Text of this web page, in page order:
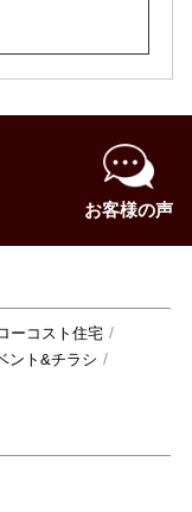
お客様の声
ーコスト住宅
ント&チラシ